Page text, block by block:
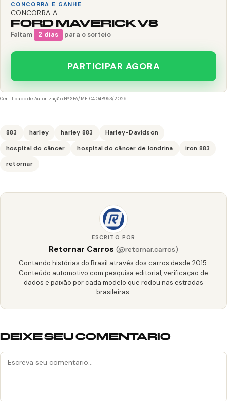
CONCORRA E GANHE
CONCORRA A
FORD MAVERICK V8
Faltam 2 dias para o sorteio
PARTICIPAR AGORA
Certificado de Autorização Nº SPA/ME 04.048953/2026
883 harley harley 883
Harley-Davidson
hospital do câncer
hospital do câncer de londrina
iron 883
retornar
ESCRITO POR
Retornar Carros (@retornar.carros)
Contando histórias do Brasil através dos carros desde 2015.
Conteúdo automotivo com pesquisa editorial, verificação de
dados e paixão por cada modelo que rodou nas estradas
brasileiras.
DEIXE SEU COMENTARIO